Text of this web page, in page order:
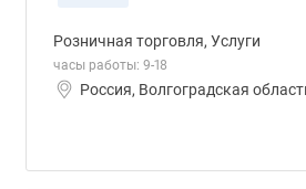
Розничная торговля, Услуги
часы работы: 9-18
Россия, Волгоградская